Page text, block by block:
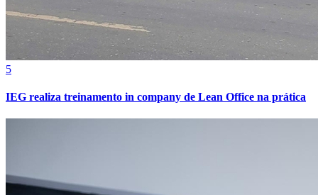
5
IEG realiza treinamento in company de Lean Office na prática